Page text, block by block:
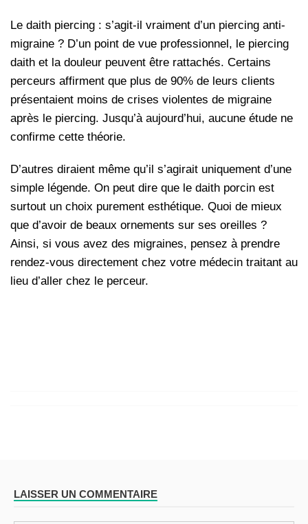
Le daith piercing : s’agit-il vraiment d’un piercing anti-
migraine ? D’un point de vue professionnel, le piercing
daith et la douleur peuvent être rattachés. Certains
perceurs affirment que plus de 90% de leurs clients
présentaient moins de crises violentes de migraine
après le piercing. Jusqu’à aujourd’hui, aucune étude ne
confirme cette théorie.
D’autres diraient même qu’il s’agirait uniquement d’une
simple légende. On peut dire que le daith porcin est
surtout un choix purement esthétique. Quoi de mieux
que d’avoir de beaux ornements sur ses oreilles ?
Ainsi, si vous avez des migraines, pensez à prendre
rendez-vous directement chez votre médecin traitant au
lieu d’aller chez le perceur.
LAISSER UN COMMENTAIRE